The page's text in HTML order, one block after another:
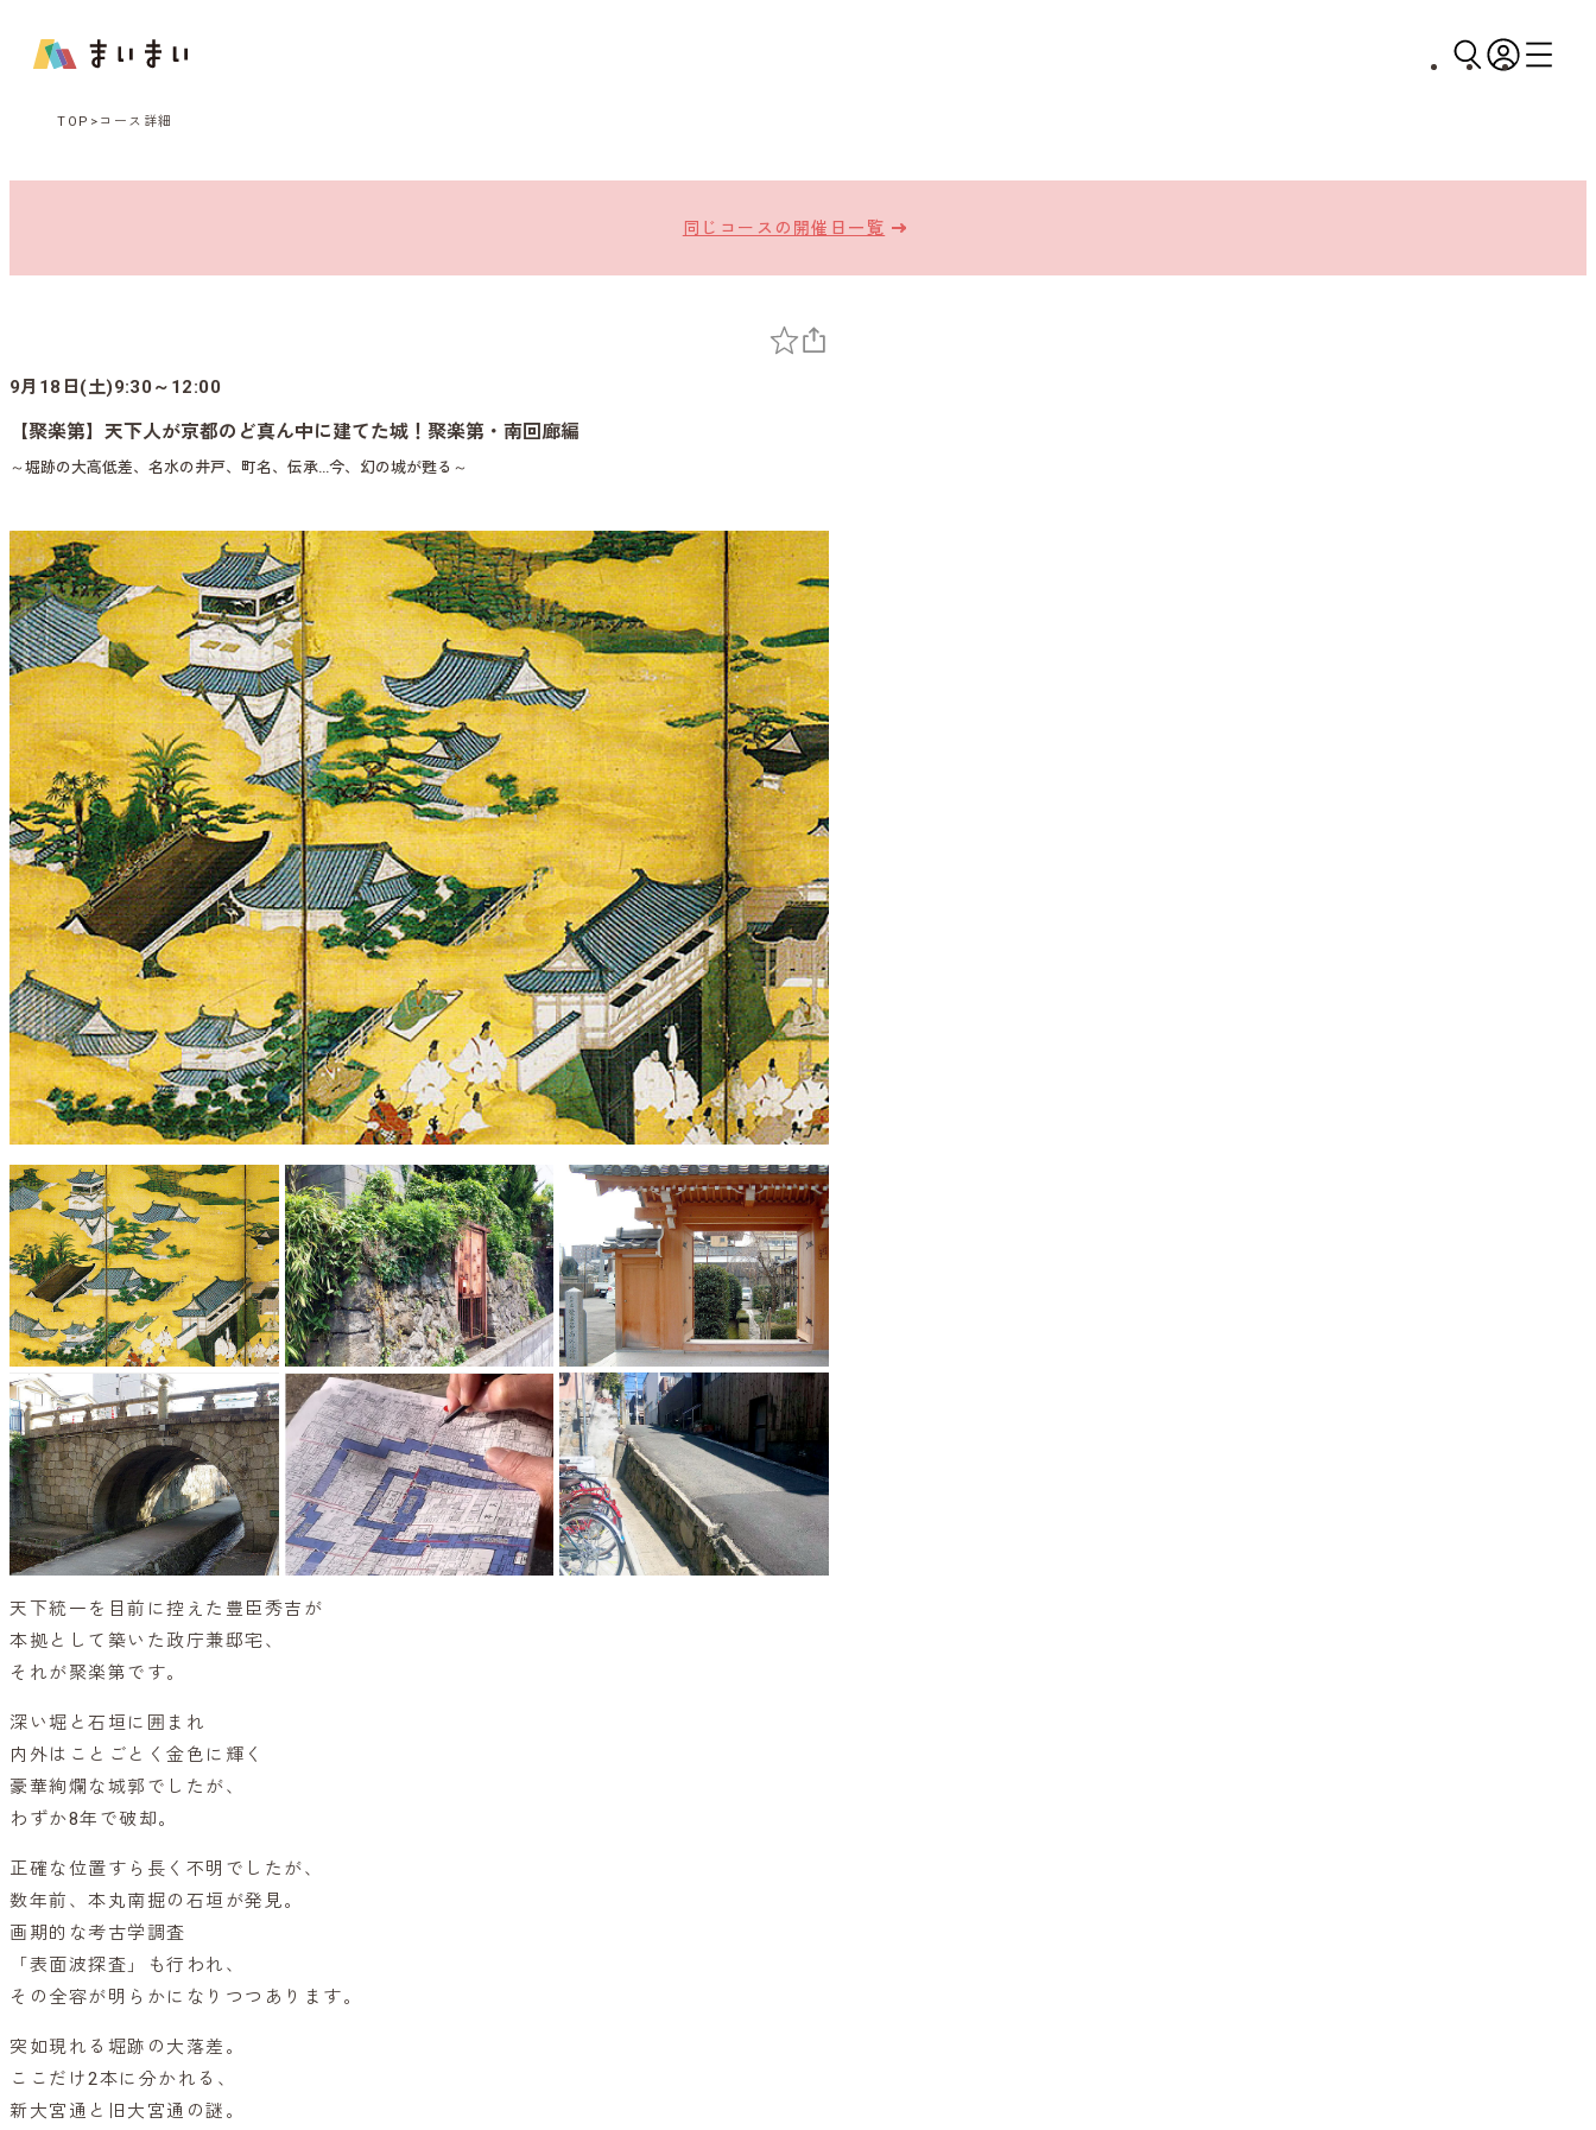
TOP コース詳細
同じコースの開催日一覧
9月18日(土)9:30～12:00
【聚楽第】天下人が京都のど真ん中に建てた城！聚楽第・南回廊編
～堀跡の大高低差、名水の井戸、町名、伝承…今、幻の城が甦る～
天下統一を目前に控えた豊臣秀吉が
本拠として築いた政庁兼邸宅、
それが聚楽第です。
深い堀と石垣に囲まれ
内外はことごとく金色に輝く
豪華絢爛な城郭でしたが、
わずか8年で破却。
正確な位置すら長く不明でしたが、
数年前、本丸南掘の石垣が発見。
画期的な考古学調査
「表面波探査」も行われ、
その全容が明らかになりつつあります。
突如現れる堀跡の大落差。
ここだけ2本に分かれる、
新大宮通と旧大宮通の謎。